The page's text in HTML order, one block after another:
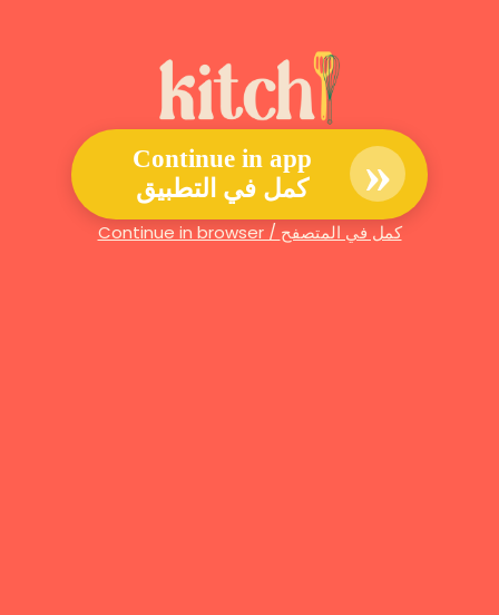
Continue in app
كمل في التطبيق
»
Continue in browser / كمل في المتصفح